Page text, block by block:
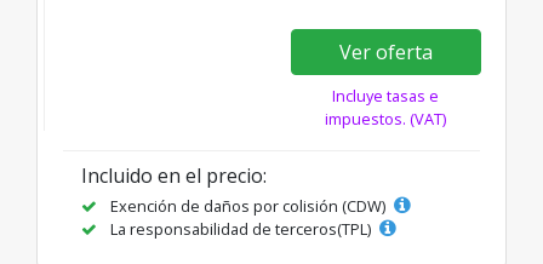
Ver oferta
Incluye tasas e
impuestos. (VAT)
Incluido en el precio:
Exención de daños por colisión (CDW)
La responsabilidad de terceros(TPL)